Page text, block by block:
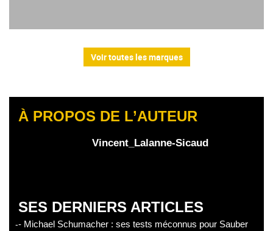
Voir toutes les marques
À PROPOS DE L’AUTEUR
Vincent_Lalanne-Sicaud
SES DERNIERS ARTICLES
- Michael Schumacher : ses tests méconnus pour Sauber